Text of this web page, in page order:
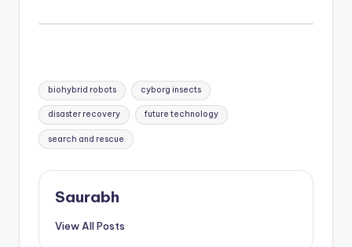
Tags:
biohybrid robots cyborg insects
disaster recovery future technology
search and rescue
Saurabh
View All Posts